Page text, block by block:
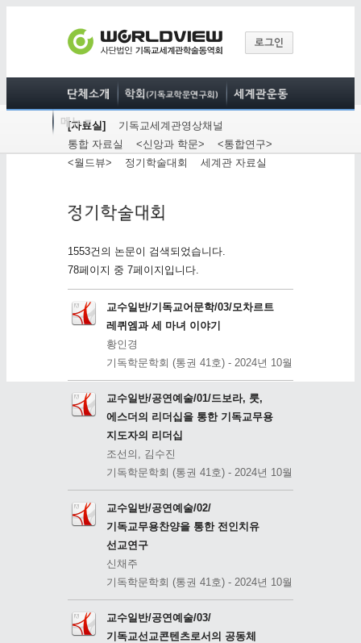
[자료실]
기독교세계관영상채널
통합 자료실
<신앙과 학문>
<통합연구>
<월드뷰>
정기학술대회 세계관 자료실
1553건의 논문이 검색되었습니다.
78페이지 중 7페이지입니다.
교수일반/기독교어문학/03/모차르트
레퀴엠과 세 마녀 이야기
황인경
기독학문학회 (통권 41호) - 2024년 10월
교수일반/공연예술/01/드보라, 룻,
에스더의 리더십을 통한 기독교무용
지도자의 리더십
조선의, 김수진
기독학문학회 (통권 41호) - 2024년 10월
교수일반/공연예술/02/
기독교무용찬양을 통한 전인치유
선교연구
신채주
기독학문학회 (통권 41호) - 2024년 10월
교수일반/공연예술/03/
기독교선교콘텐츠로서의 공동체